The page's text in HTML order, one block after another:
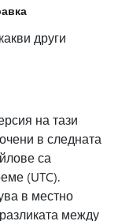
други
на тази
в следната
са
(UTC).
в местно
между